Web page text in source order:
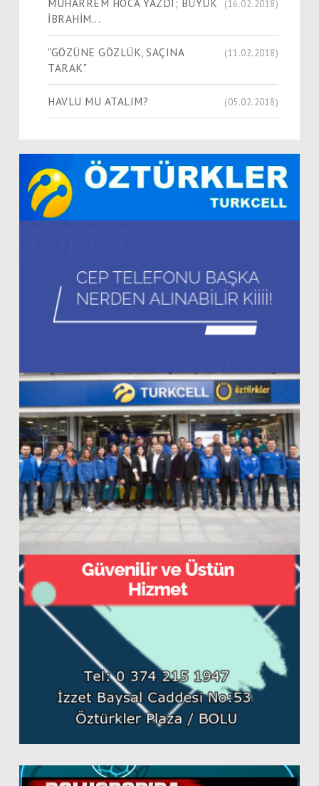
İBRAHİM...
(16.02.2018)
"GÖZÜNE GÖZLÜK, SAÇINA
TARAK"
(11.02.2018)
HAVLU MU ATALIM? (05.02.2018)